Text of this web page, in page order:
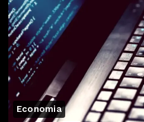
Economia